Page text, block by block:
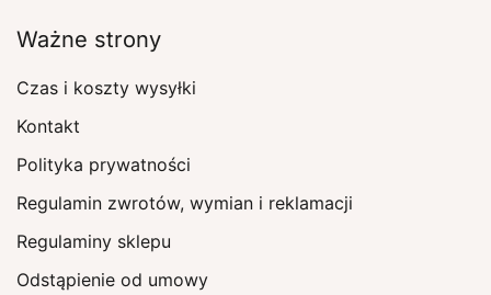
Ważne strony
Czas i koszty wysyłki
Kontakt
Polityka prywatności
Regulamin zwrotów, wymian i reklamacji
Regulaminy sklepu
Odstąpienie od umowy